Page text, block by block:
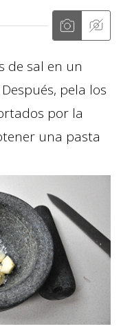
de sal en un
Después, pela los
por la
una pasta